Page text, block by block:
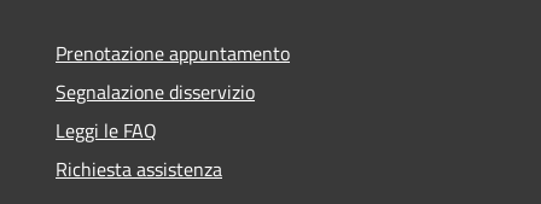
Prenotazione appuntamento
Segnalazione disservizio
Leggi le FAQ
Richiesta assistenza